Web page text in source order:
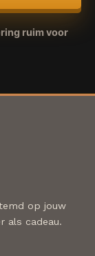
ruim voor
op jouw
als cadeau.